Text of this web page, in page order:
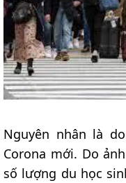
Nguyên nhân là
Corona mới. Do
số lượng du học